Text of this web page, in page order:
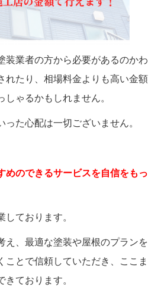
装業者の方から必要があるのかわ
れたり、相場料金よりも高い金額
しゃるかもしれません。
った心配は一切ございません。
めのできるサービスを自信をもっ
しております。
え、最適な塗装や屋根のプランを
ことで信頼していただき、ここま
きております。